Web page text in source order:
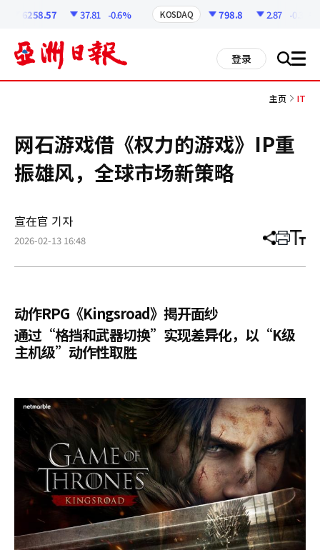
6258.57 37.81 -0.6% KOSDAQ 798.8 2.87 -0.36%
登录 搜 all
主页 IT
网石游戏借《权力的游戏》IP重
振雄风，全球市场新策略
宣在官 기자
2026-02-13 16:48 分
章
打 调
小
动作RPG《Kingsroad》揭开面纱
通过“格挡和武器切换”实现差异化，以“K级
主机级”动作性取胜